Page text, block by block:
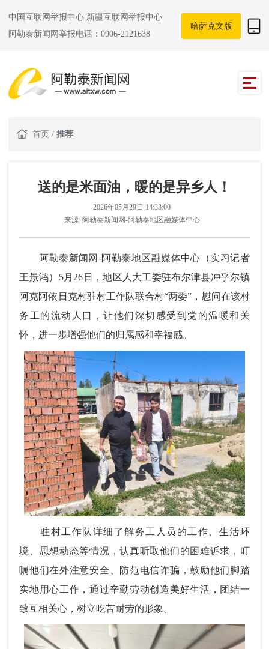
中国互联网举报中心 新疆互联网举报中心
阿勒泰新闻网举报电话：0906-2121638
哈萨克文版
首页 / 推荐
送的是米面油，暖的是异乡人！
2026年05月29日 14:33:00
来源: 阿勒泰新闻网-阿勒泰地区融媒体中心
阿勒泰新闻网-阿勒泰地区融媒体中心（实习记者
王景鸿）5月26日，地区人大工委驻布尔津县冲乎尔镇
阿克阿依日克村驻村工作队联合村“两委”，慰问在该村
务工的流动人口，让他们深切感受到党的温暖和关
怀，进一步增强他们的归属感和幸福感。
驻村工作队详细了解务工人员的工作、生活环
境、思想动态等情况，认真听取他们的困难诉求，叮
嘱他们在外注意安全、防范电信诈骗，鼓励他们脚踏
实地用心工作，通过辛勤劳动创造美好生活，团结一
致互相关心，树立吃苦耐劳的形象。